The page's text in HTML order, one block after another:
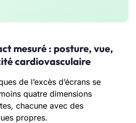
mesuré : posture, vue,
cardiovasculaire
de l’excès d’écrans se
quatre dimensions
chacune avec des
propres.